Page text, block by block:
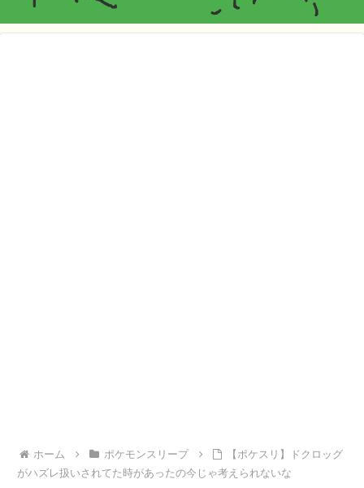
ホーム ポケモンスリープ
【ポケスリ】ドクロッグ
がハズレ扱いされてた時があったの今じゃ考えられないな